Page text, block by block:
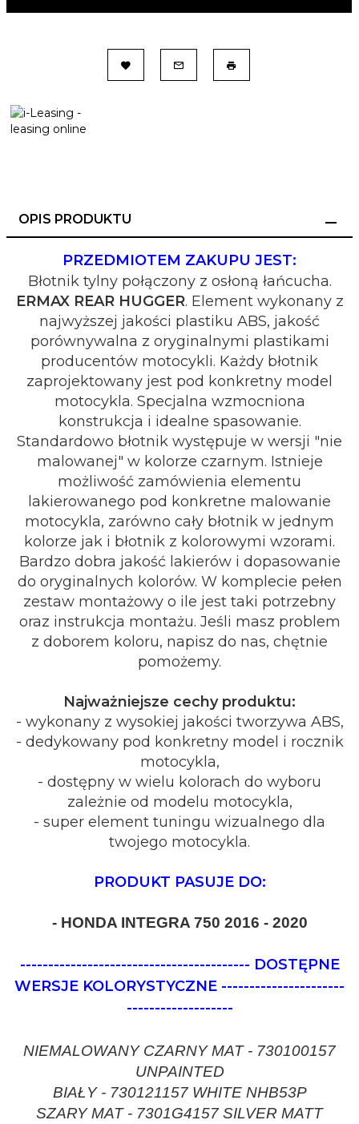
OPIS PRODUKTU
PRZEDMIOTEM ZAKUPU JEST:
Błotnik tylny połączony z osłoną łańcucha.
ERMAX REAR HUGGER. Element wykonany z
najwyższej jakości plastiku ABS, jakość
porównywalna z oryginalnymi plastikami
producentów motocykli. Każdy błotnik
zaprojektowany jest pod konkretny model
motocykla. Specjalna wzmocniona
konstrukcja i idealne spasowanie.
Standardowo błotnik występuje w wersji "nie
malowanej" w kolorze czarnym. Istnieje
możliwość zamówienia elementu
lakierowanego pod konkretne malowanie
motocykla, zarówno cały błotnik w jednym
kolorze jak i błotnik z kolorowymi wzorami.
Bardzo dobra jakość lakierów i dopasowanie
do oryginalnych kolorów. W komplecie pełen
zestaw montażowy o ile jest taki potrzebny
oraz instrukcja montażu. Jeśli masz problem
z doborem koloru, napisz do nas, chętnie
pomożemy.
Najważniejsze cechy produktu:
- wykonany z wysokiej jakości tworzywa ABS,
- dedykowany pod konkretny model i rocznik
motocykla,
- dostępny w wielu kolorach do wyboru
zależnie od modelu motocykla,
- super element tuningu wizualnego dla
twojego motocykla.
PRODUKT PASUJE DO:
- HONDA INTEGRA 750 2016 - 2020
----------------------------------------- DOSTĘPNE
WERSJE KOLORYSTYCZNE ----------------------
-------------------
NIEMALOWANY CZARNY MAT - 730100157
UNPAINTED
BIAŁY - 730121157 WHITE NHB53P
SZARY MAT - 7301G4157 SILVER MATT